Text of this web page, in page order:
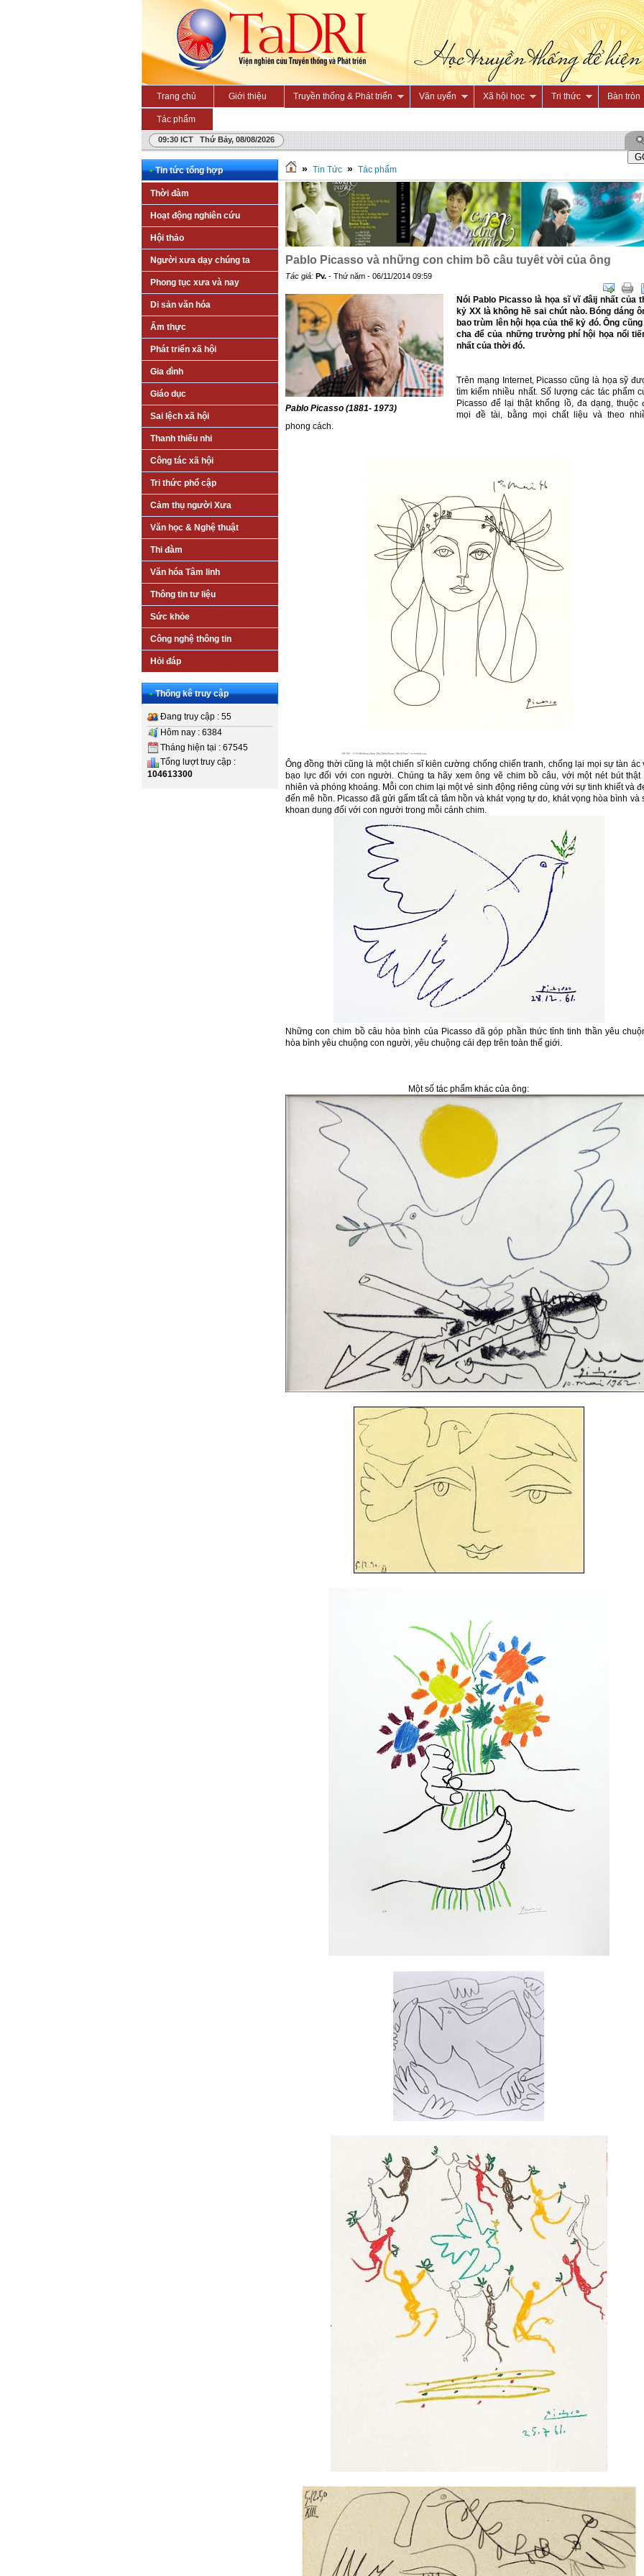
Trang chủ Giới thiệu Truyền thống & Phát triển Văn uyển Xã hội học Tri thức Bàn tròn
Tác phẩm
09:30 ICT Thứ Bảy, 08/08/2026
• Tin tức tổng hợp
Thời đàm
Hoạt động nghiên cứu
Hội thảo
Người xưa dạy chúng ta
Phong tục xưa và nay
Di sản văn hóa
Ẩm thực
Phát triển xã hội
Gia đình
Giáo dục
Sai lệch xã hội
Thanh thiếu nhi
Công tác xã hội
Tri thức phổ cập
Cảm thụ người Xưa
Văn học & Nghệ thuật
Thi đàm
Văn hóa Tâm linh
Thông tin tư liệu
Sức khỏe
Công nghệ thông tin
Hỏi đáp
• Thống kê truy cập
Đang truy cập : 55
Hôm nay : 6384
Tháng hiện tại : 67545
Tổng lượt truy cập :
104613300
» Tin Tức » Tác phẩm
Pablo Picasso và những con chim bồ câu tuyêt vời của ông
Tác giả: Pv. - Thứ năm - 06/11/2014 09:59
Pablo Picasso (1881- 1973)
Nói Pablo Picasso là họa sĩ vĩ đâij nhất của
kỷ XX là không hề sai chút nào. Bóng dáng
bao trùm lên hội họa của thế kỷ đó. Ông cũng
cha để của những trường phí hội họa nổi
nhất của thời đó.
Trên mạng Internet, Picasso cũng là họa sỹ
tìm kiếm nhiều nhất. Số lượng các tác phẩm
Picasso để lại thật khổng lồ, đa dạng, thuộc
mọi đề tài, bằng mọi chất liệu và theo
phong cách.
Ông đồng thời cũng là một chiến sĩ kiên cường chống chiến tranh, chống lại mọi sự tàn ác
bạo lực đối với con người. Chúng ta hãy xem ông vẽ chim bồ câu, với một nét bút thật
nhiên và phóng khoáng. Mỗi con chim lại một vẻ sinh động riêng cùng với sự tinh khiết và
đến mê hồn. Picasso đã gửi gấm tất cả tâm hồn và khát vọng tự do, khát vọng hòa bình và
khoan dung đối với con người trong mỗi cánh chim.
Những con chim bồ câu hòa bình của Picasso đã góp phần thức tỉnh tinh thần yêu
hòa bình yêu chuộng con người, yêu chuộng cái đẹp trên toàn thế giới.
Một số tác phẩm khác của ông: